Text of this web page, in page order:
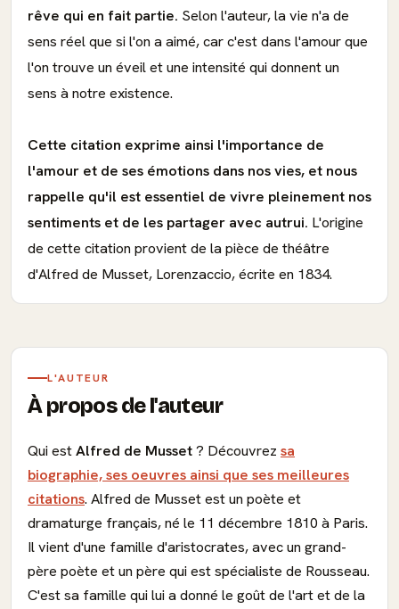
rêve qui en fait partie. Selon l'auteur, la vie n'a de
sens réel que si l'on a aimé, car c'est dans l'amour que
l'on trouve un éveil et une intensité qui donnent un
sens à notre existence.
Cette citation exprime ainsi l'importance de
l'amour et de ses émotions dans nos vies, et nous
rappelle qu'il est essentiel de vivre pleinement nos
sentiments et de les partager avec autrui. L'origine
de cette citation provient de la pièce de théâtre
d'Alfred de Musset, Lorenzaccio, écrite en 1834.
L'AUTEUR
À propos de l'auteur
Qui estAlfred de Musset? Découvrez sa
biographie, ses oeuvres ainsi que ses meilleures
citations. Alfred de Musset est un poète et
dramaturge français, né le 11 décembre 1810 à Paris.
Il vient d'une famille d'aristocrates, avec un grand-
père poète et un père qui est spécialiste de Rousseau.
C'est sa famille qui lui a donné le goût de l'art et de la